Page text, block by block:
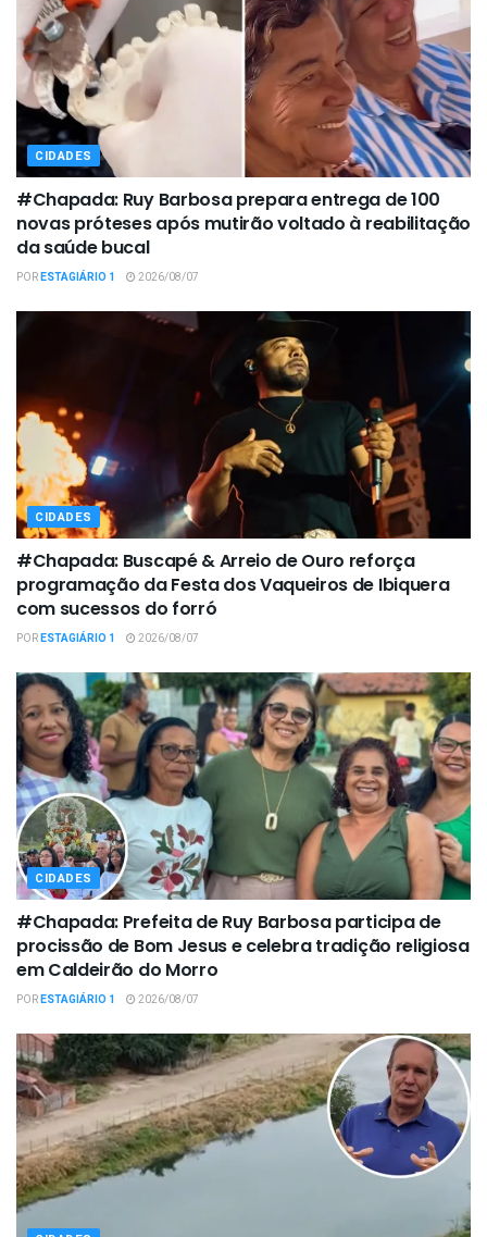
CIDADES
#Chapada: Ruy Barbosa prepara entrega de 100
novas próteses após mutirão voltado à reabilitação
da saúde bucal
PORESTAGIÁRIO 1 2026/08/07
CIDADES
#Chapada: Buscapé & Arreio de Ouro reforça
programação da Festa dos Vaqueiros de Ibiquera
com sucessos do forró
PORESTAGIÁRIO 1 2026/08/07
CIDADES
#Chapada: Prefeita de Ruy Barbosa participa de
procissão de Bom Jesus e celebra tradição religiosa
em Caldeirão do Morro
PORESTAGIÁRIO 1 2026/08/07